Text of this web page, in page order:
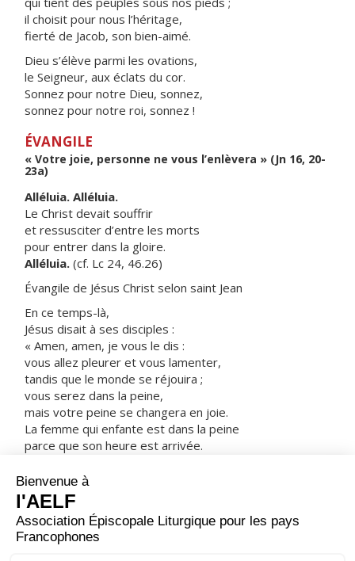
il choisit pour nous l’héritage,
fierté de Jacob, son bien-aimé.
Dieu s’élève parmi les ovations,
le Seigneur, aux éclats du cor.
Sonnez pour notre Dieu, sonnez,
sonnez pour notre roi, sonnez !
ÉVANGILE
« Votre joie, personne ne vous l’enlèvera » (Jn 16, 20-
23a)
Alléluia. Alléluia.
Le Christ devait souffrir
et ressusciter d’entre les morts
pour entrer dans la gloire.
Alléluia. (cf. Lc 24, 46.26)
Évangile de Jésus Christ selon saint Jean
En ce temps-là,
Jésus disait à ses disciples :
« Amen, amen, je vous le dis :
vous allez pleurer et vous lamenter,
tandis que le monde se réjouira ;
vous serez dans la peine,
mais votre peine se changera en joie.
La femme qui enfante est dans la peine
parce que son heure est arrivée.
elle ne se souvient plus de sa souffrance,
tout heureuse qu’un être humain soit venu au monde.
Vous aussi, maintenant, vous êtes dans la peine,
mais je vous reverrai, et votre cœur se réjouira ;
et votre joie, personne ne vous l’enlèvera.